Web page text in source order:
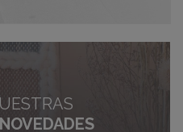
NOVEDADES